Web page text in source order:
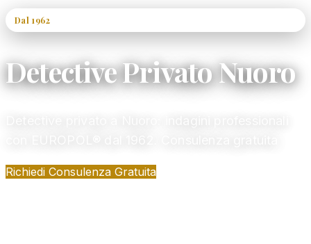
Dal 1962
Detective Privato Nuoro
Richiedi Consulenza Gratuita